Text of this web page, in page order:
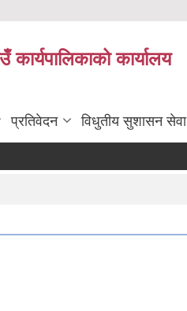
कार्यपालिकाको कार्यालय
प्रतिवेदन विधुतीय सुशासन सेवा